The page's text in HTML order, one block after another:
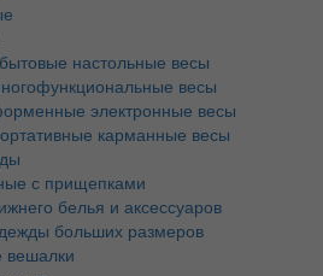
настольные весы
весы
электронные весы
карманные весы
с прищепками
белья и аксессуаров
больших размеров
вешалки